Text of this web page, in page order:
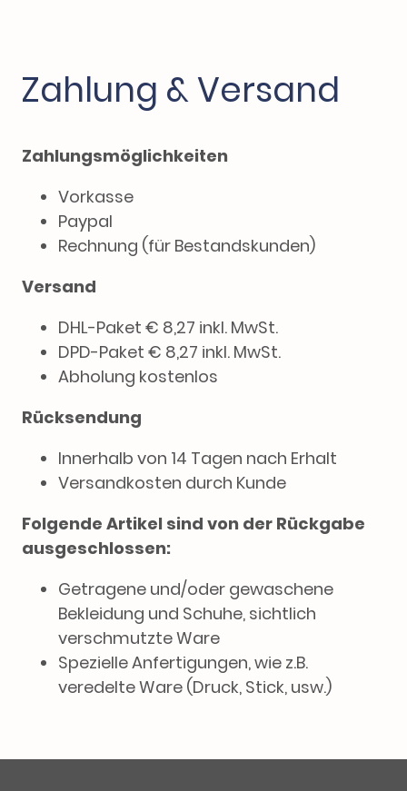
Zahlung & Versand
Zahlungsmöglichkeiten
Vorkasse
Paypal
Rechnung (für Bestandskunden)
Versand
DHL-Paket € 8,27 inkl. MwSt.
DPD-Paket € 8,27 inkl. MwSt.
Abholung kostenlos
Rücksendung
Innerhalb von 14 Tagen nach Erhalt
Versandkosten durch Kunde
Folgende Artikel sind von der Rückgabe
ausgeschlossen:
Getragene und/oder gewaschene
Bekleidung und Schuhe, sichtlich
verschmutzte Ware
Spezielle Anfertigungen, wie z.B.
veredelte Ware (Druck, Stick, usw.)